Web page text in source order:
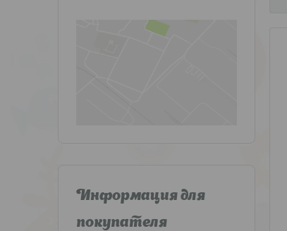
Информация для
покупателя